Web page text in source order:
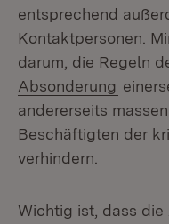
entsprechend
Kontaktpersonen.
darum, die Regeln
Absonderung
andererseits
Beschäftigten der
verhindern.
Wichtig ist, dass